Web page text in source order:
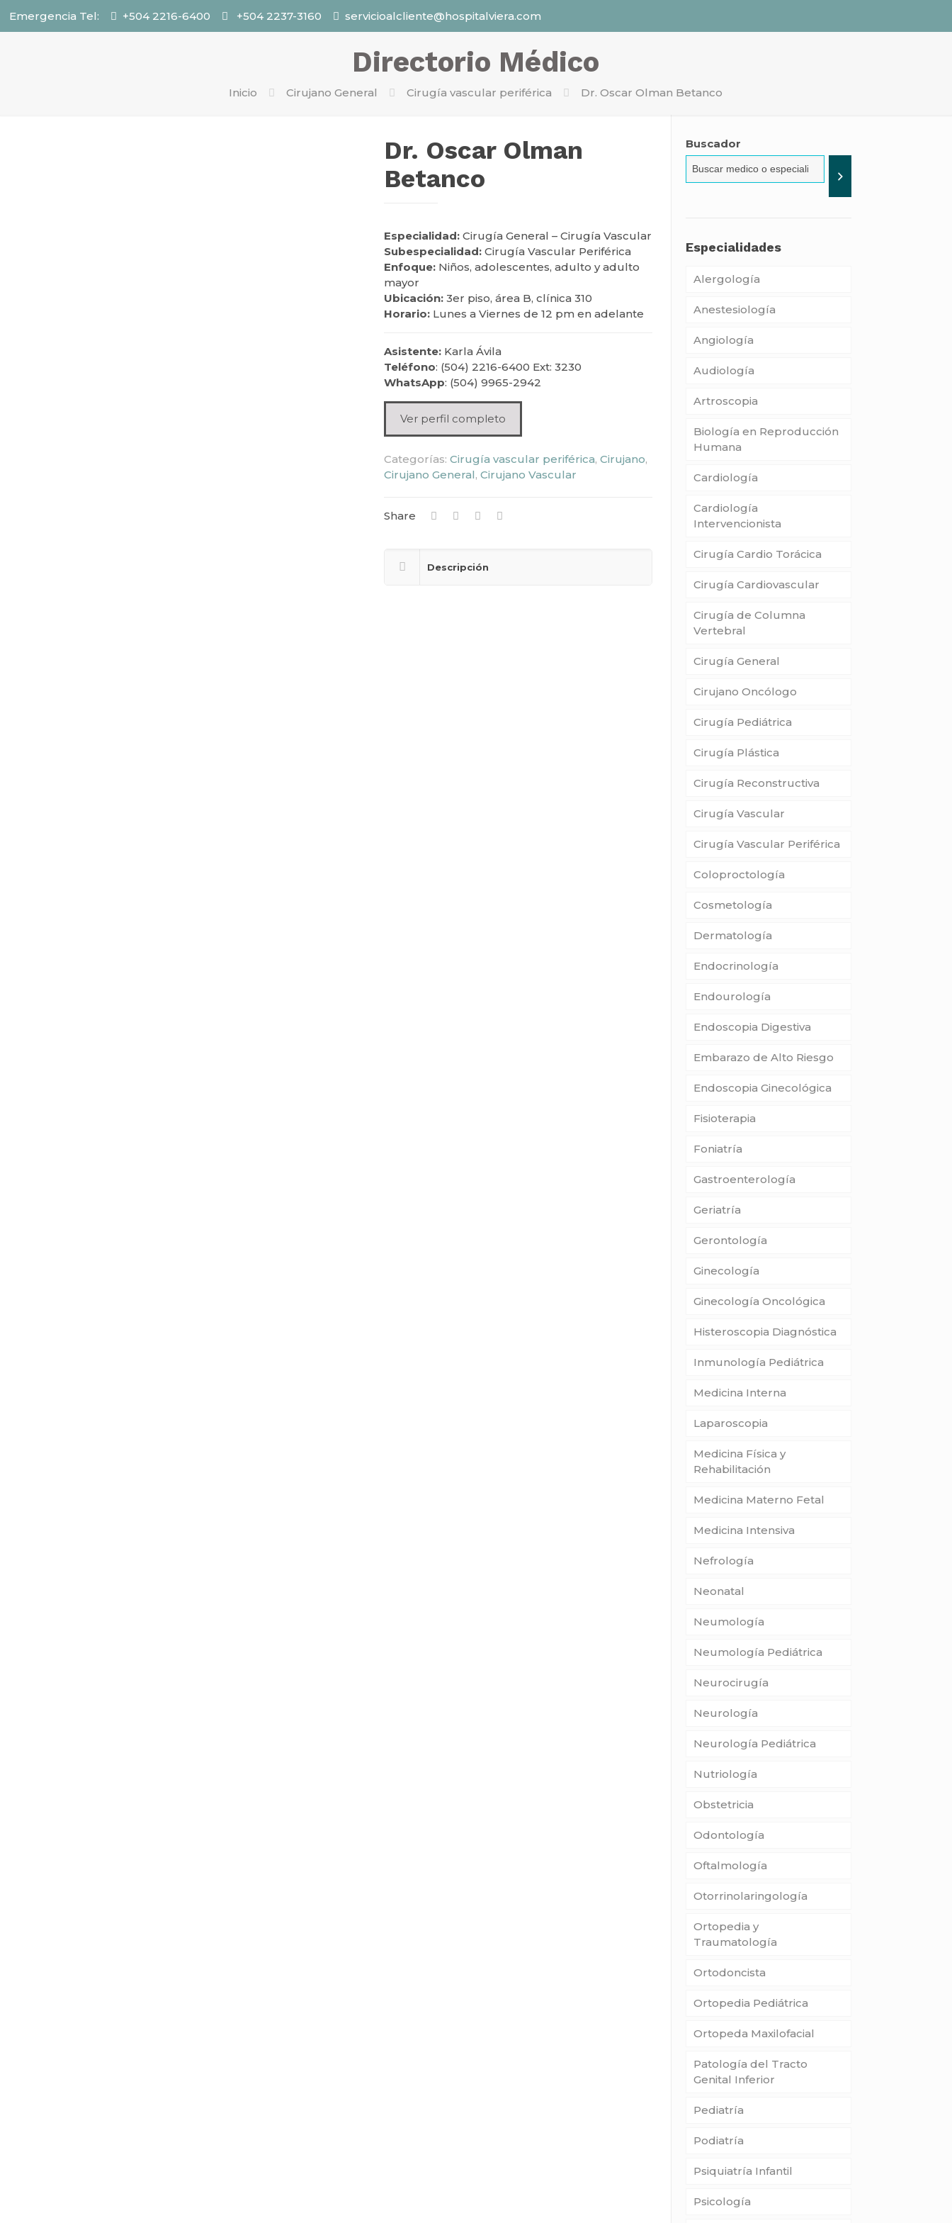
Emergencia Tel: +504 2216-6400 +504 2237-3160 servicioalcliente@hospitalviera.com
Directorio Médico
Inicio Cirujano General Cirugía vascular periférica Dr. Oscar Olman Betanco
Dr. Oscar Olman
Betanco
Especialidad: Cirugía General – Cirugía Vascular
Subespecialidad: Cirugía Vascular Periférica
Enfoque: Niños, adolescentes, adulto y adulto
mayor
Ubicación: 3er piso, área B, clínica 310
Horario: Lunes a Viernes de 12 pm en adelante
Asistente: Karla Ávila
Teléfono: (504) 2216-6400 Ext: 3230
WhatsApp: (504) 9965-2942
Ver perfil completo
Categorías:Cirugía vascular periférica,Cirujano,
Cirujano General,Cirujano Vascular
Share
Descripción
Buscador
Especialidades
Alergología
Anestesiología
Angiología
Audiología
Artroscopia
Biología en Reproducción
Humana
Cardiología
Cardiología
Intervencionista
Cirugía Cardio Torácica
Cirugía Cardiovascular
Cirugía de Columna
Vertebral
Cirugía General
Cirujano Oncólogo
Cirugía Pediátrica
Cirugía Plástica
Cirugía Reconstructiva
Cirugía Vascular
Cirugía Vascular Periférica
Coloproctología
Cosmetología
Dermatología
Endocrinología
Endourología
Endoscopia Digestiva
Embarazo de Alto Riesgo
Endoscopia Ginecológica
Fisioterapia
Foniatría
Gastroenterología
Geriatría
Gerontología
Ginecología
Ginecología Oncológica
Histeroscopia Diagnóstica
Inmunología Pediátrica
Medicina Interna
Laparoscopia
Medicina Física y
Rehabilitación
Medicina Materno Fetal
Medicina Intensiva
Nefrología
Neonatal
Neumología
Neumología Pediátrica
Neurocirugía
Neurología
Neurología Pediátrica
Nutriología
Obstetricia
Odontología
Oftalmología
Otorrinolaringología
Ortopedia y
Traumatología
Ortodoncista
Ortopedia Pediátrica
Ortopeda Maxilofacial
Patología del Tracto
Genital Inferior
Pediatría
Podiatría
Psiquiatría Infantil
Psicología